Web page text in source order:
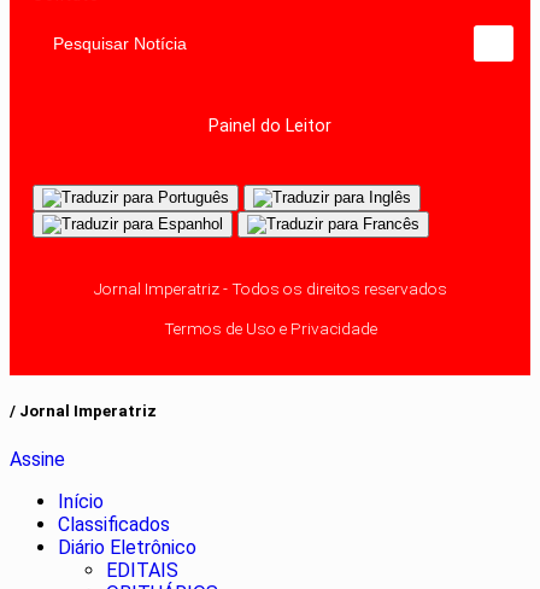
Pesquisar Notícia
Painel do Leitor
Jornal Imperatriz - Todos os direitos reservados
Termos de Uso e Privacidade
/ Jornal Imperatriz
Assine
Início
Classificados
Diário Eletrônico
EDITAIS